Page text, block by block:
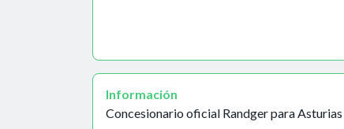
Información
Concesionario oficial Randger para Asturias